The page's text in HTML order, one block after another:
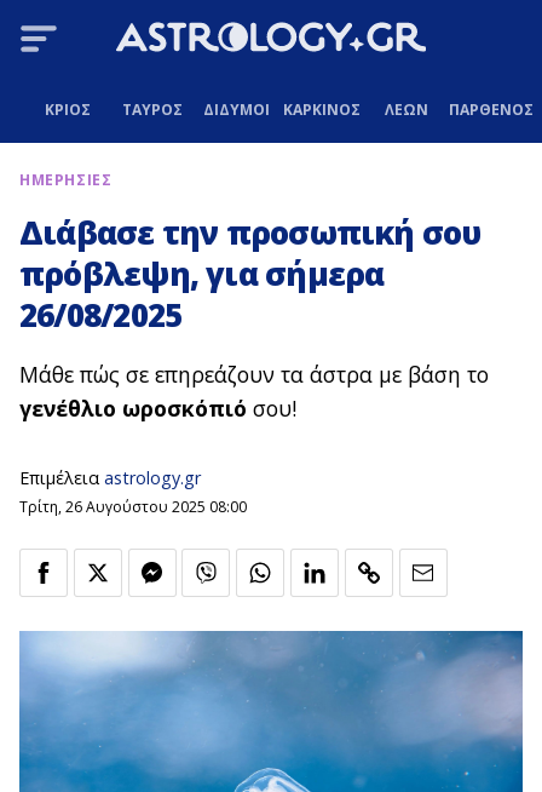
ΚΡΙΟΣ ΤΑΥΡΟΣ ΔΙΔΥΜΟΙ ΚΑΡΚΙΝΟΣ ΛΕΩΝ ΠΑΡΘΕΝΟΣ
ΗΜΕΡΗΣΙΕΣ
Διάβασε την προσωπική σου
πρόβλεψη, για σήμερα
26/08/2025
Μάθε πώς σε επηρεάζουν τα άστρα με βάση το
γενέθλιο ωροσκόπιό σου!
Επιμέλεια astrology.gr
Τρίτη, 26 Αυγούστου 2025 08:00